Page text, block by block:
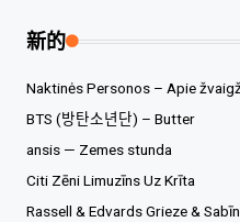
新的
Naktinės Personos – Apie
BTS (방탄소년단) – Butter
ansis — Zemes stunda
Citi Zēni Limuzīns Uz Krīta
Rassell & Edvards Grieze &